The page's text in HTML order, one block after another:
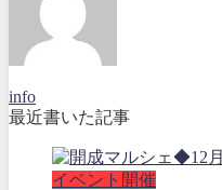
info
最近書いた記事
イベント開催